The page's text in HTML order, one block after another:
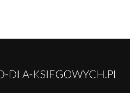
przy kalkulacji
ze zbycia udziałów
jest uprawniony
do kosztów zbycia